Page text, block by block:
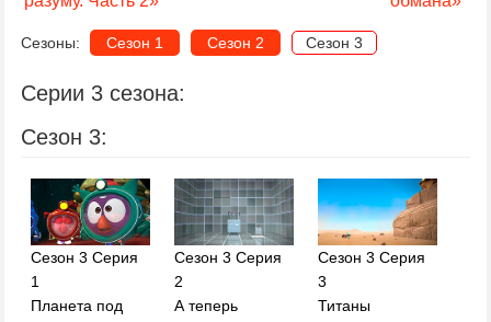
Сезоны: Сезон 1 Сезон 2 Сезон 3
Серии 3 сезона:
Сезон 3:
Сезон 3 Серия
1
Планета под
Сезон 3 Серия
2
А теперь
Сезон 3 Серия
3
Титаны